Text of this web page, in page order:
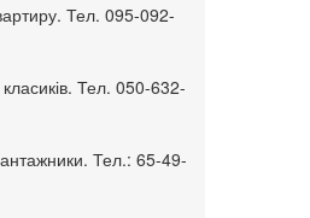
Тел. 095-092-
Тел. 050-632-
Тел.: 65-49-